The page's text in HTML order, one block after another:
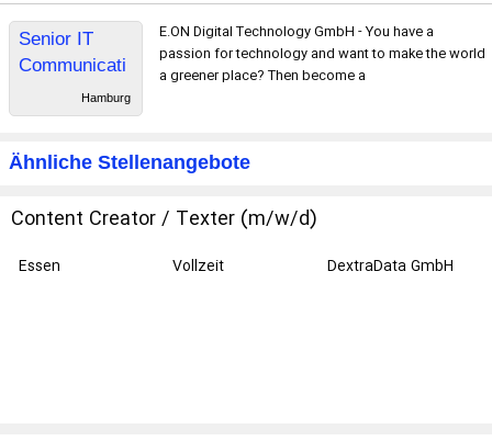
Senior IT
Communicati
ons Manager
Hamburg
E.ON Digital Technology GmbH - You have a
passion for technology and want to make the world
a greener place? Then become a
Ähnliche Stellenangebote
Content Creator / Texter (m/w/d)
Essen Vollzeit DextraData GmbH